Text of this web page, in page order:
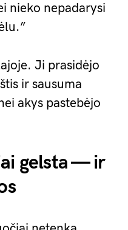
nieko nepadarysi
Ji prasidėjo
ir sausuma
akys pastebėjo
gelsta — ir